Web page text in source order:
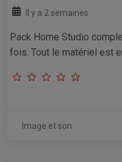
Il y a 2 semaines
Pack Home Studio
fois. Tout le matériel est
Image et son